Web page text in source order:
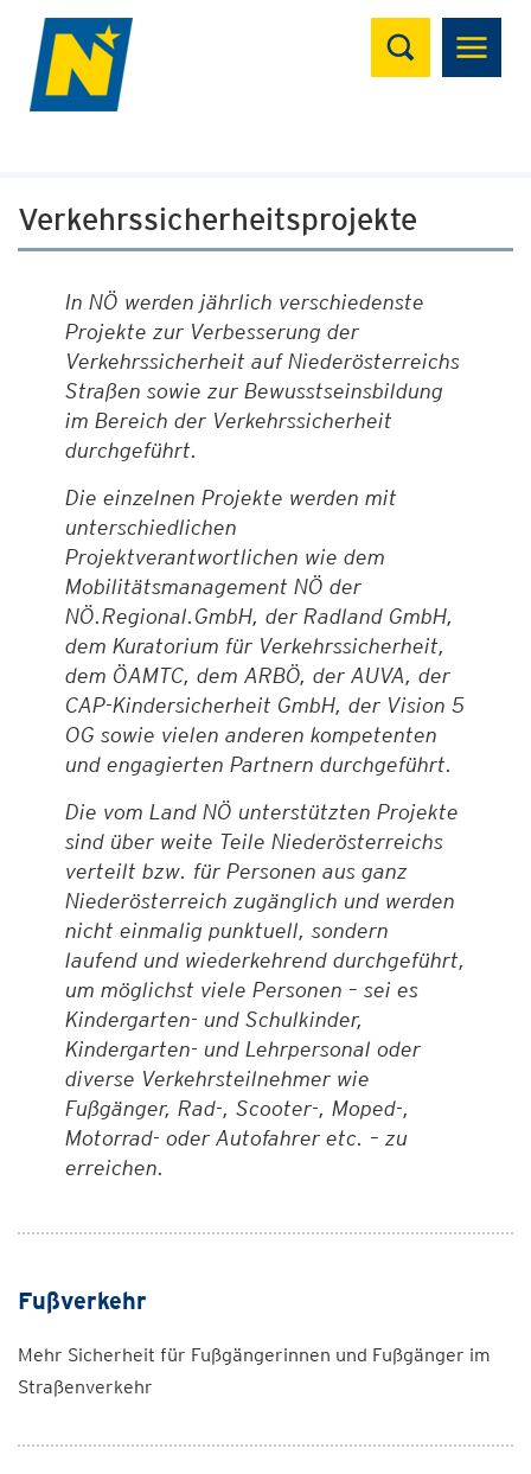
Suchen
Verkehrssicherheitsprojekte
In NÖ werden jährlich verschiedenste
Projekte zur Verbesserung der
Verkehrssicherheit auf Niederösterreichs
Straßen sowie zur Bewusstseinsbildung
im Bereich der Verkehrssicherheit
durchgeführt.
Die einzelnen Projekte werden mit
unterschiedlichen
Projektverantwortlichen wie dem
Mobilitätsmanagement NÖ der
NÖ.Regional.GmbH, der Radland GmbH,
dem Kuratorium für Verkehrssicherheit,
dem ÖAMTC, dem ARBÖ, der AUVA, der
CAP-Kindersicherheit GmbH, der Vision 5
OG sowie vielen anderen kompetenten
und engagierten Partnern durchgeführt.
Die vom Land NÖ unterstützten Projekte
sind über weite Teile Niederösterreichs
verteilt bzw. für Personen aus ganz
Niederösterreich zugänglich und werden
nicht einmalig punktuell, sondern
laufend und wiederkehrend durchgeführt,
um möglichst viele Personen – sei es
Kindergarten- und Schulkinder,
Kindergarten- und Lehrpersonal oder
diverse Verkehrsteilnehmer wie
Fußgänger, Rad-, Scooter-, Moped-,
Motorrad- oder Autofahrer etc. – zu
erreichen.
Fußverkehr
Mehr Sicherheit für Fußgängerinnen und Fußgänger im
Straßenverkehr